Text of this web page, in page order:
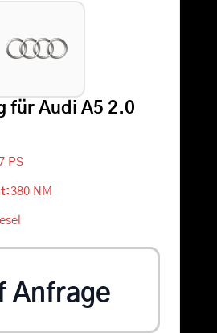
Warenkorb
für Audi A5 2.0
PS
380 NM
Anfrage